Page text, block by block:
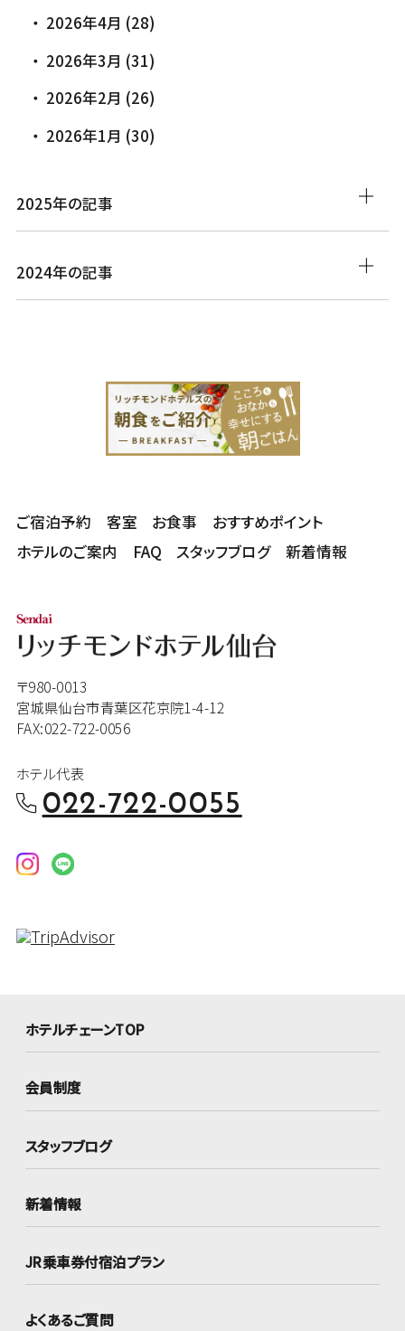
2026年4月 (28)
2026年3月 (31)
2026年2月 (26)
2026年1月 (30)
2025年の記事
2024年の記事
ご宿泊予約 客室 お食事
おすすめポイント
ホテルのご案内
FAQ スタッフブログ 新着情報
〒980-0013
宮城県仙台市青葉区花京院1-4-12
FAX:022-722-0056
ホテル代表
022-722-0055
ホテルチェーンTOP
会員制度
スタッフブログ
新着情報
JR乗車券付宿泊プラン
よくあるご質問